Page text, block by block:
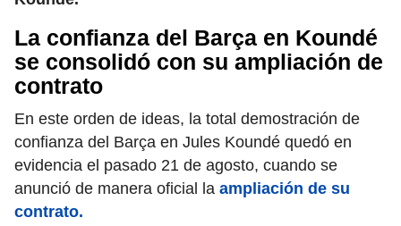
La confianza del Barça en Koundé
se consolidó con su ampliación de
contrato
En este orden de ideas, la total demostración de
confianza del Barça en Jules Koundé quedó en
evidencia el pasado 21 de agosto, cuando se
anunció de manera oficial la ampliación de su
contrato.